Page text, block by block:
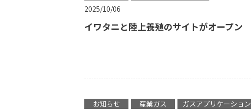
2025/10/06
イワタニと陸上養殖のサイトがオープン
お知らせ 産業ガス
ガスアプリケーション